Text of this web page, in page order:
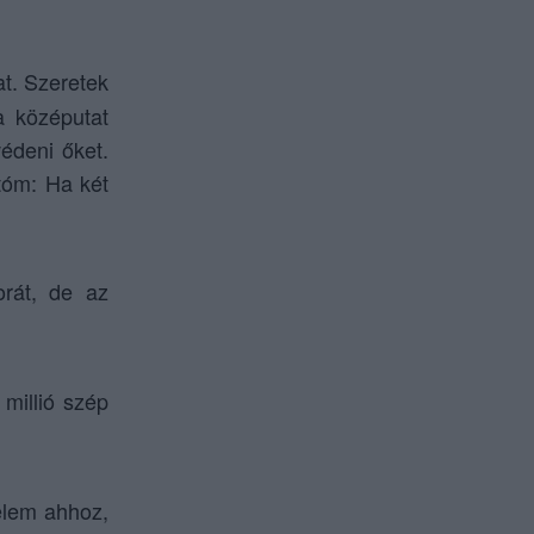
Szeretek
középutat
őket.
Ha két
de az
szép
ahhoz,